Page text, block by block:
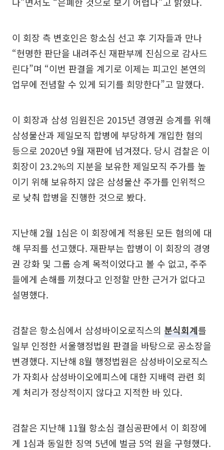
이 회장 측 변호인은 항소심 선고 후 기자들과 만나
“현명한 판단을 내려주신 재판부께 진심으로 감사드
린다”며 “이번 판결을 계기로 이제는 피고인 본연의
업무에 전념할 수 있게 되기를 희망한다”고 말했다.
이 회장과 삼성 임원진은 2015년 경영권 승계를 위해
삼성물산과 제일모직 합병에 부당하게 개입한 혐의
등으로 2020년 9월 재판에 넘겨졌다. 당시 검찰은 이
회장이 23.2%의 지분을 보유한 제일모직 주가를 높
이기 위해 보유하지 않은 삼성물산 주가를 인위적으
로 낮춰 합병을 진행한 것으로 봤다.
지난해 2월 1심은 이 회장에게 적용된 모든 혐의에 대
해 무죄를 선고했다. 재판부는 합병이 이 회장의 경영
권 강화 및 그룹 승계 목적이었다고 볼 수 없고, 주주
들에게 손해를 끼쳤다고 인정할 만한 근거가 없다고
설명했다.
검찰은 항소심에서 삼성바이오로직스의 분식회계를
일부 인정한 서울행정법원 판결을 바탕으로 공소장을
변경했다. 지난해 8월 행정법원은 삼성바이오로직스
가 자회사 삼성바이오에피스에 대한 지배력 관련 회
계 처리가 정상적이지 않다고 지적한 바 있다.
검찰은 지난해 11월 항소심 결심공판에서 이 회장에
게 1심과 동일한 징역 5년에 벌금 5억 원을 구형했다.